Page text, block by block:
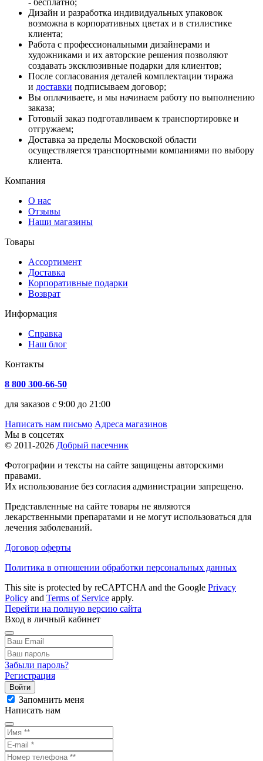
- бесплатно;
Дизайн и разработка индивидуальных упаковок
возможна в корпоративных цветах и в стилистике
клиента;
Работа с профессиональными дизайнерами и
художниками и их авторские решения позволяют
создавать эксклюзивные подарки для клиентов;
После согласования деталей комплектации тиража
и доставки подписываем договор;
Вы оплачиваете, и мы начинаем работу по выполнению
заказа;
Готовый заказ подготавливаем к транспортировке и
отгружаем;
Доставка за пределы Московской области
осуществляется транспортными компаниями по выбору
клиента.
Компания
О нас
Отзывы
Наши магазины
Товары
Ассортимент
Доставка
Корпоративные подарки
Возврат
Информация
Справка
Наш блог
Контакты
8 800 300-66-50
для заказов с 9:00 до 21:00
Написать нам письмо Адреса магазинов
Мы в соцсетях
© 2011-2026 Добрый пасечник
Фотографии и тексты на сайте защищены авторскими
правами.
Их использование без согласия администрации запрещено.
Представленные на сайте товары не являются
лекарственными препаратами и не могут использоваться для
лечения заболеваний.
Договор оферты
Политика в отношении обработки персональных данных
This site is protected by reCAPTCHA and the Google Privacy
Policy and Terms of Service apply.
Перейти на полную версию сайта
Вход в личный кабинет
Забыли пароль?
Регистрация
Войти
Запомнить меня
Написать нам